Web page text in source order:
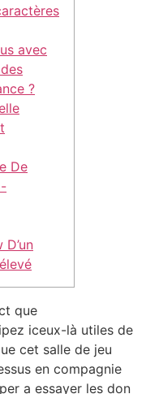
avec
?
De
que
iceux-là utiles de
cet salle de jeu
en compagnie
a essayer les don